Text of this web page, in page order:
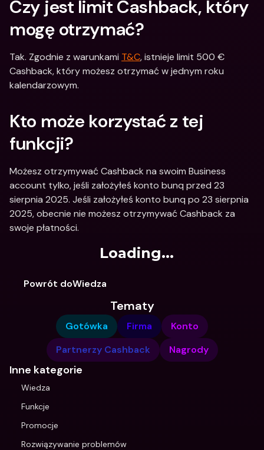
Czy jest limit Cashback, który
mogę otrzymać?
Tak. Zgodnie z warunkami T&C, istnieje limit 500 €
Cashback, który możesz otrzymać w jednym roku
kalendarzowym.
Kto może korzystać z tej
funkcji?
Możesz otrzymywać Cashback na swoim Business
account tylko, jeśli założyłeś konto bunq przed 23
sierpnia 2025. Jeśli założyłeś konto bunq po 23 sierpnia
2025, obecnie nie możesz otrzymywać Cashback za
swoje płatności.
Loading...
Powrót doWiedza
Tematy
Gotówka Firma
Konto
Partnerzy Cashback
Nagrody
Inne kategorie
Wiedza
Funkcje
Promocje
Rozwiązywanie problemów